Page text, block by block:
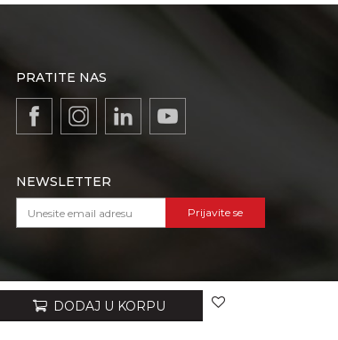
DODAJ U KORPU
PRATITE NAS
NEWSLETTER
Prijavite se
VIBER I SMS NEWSLETTER